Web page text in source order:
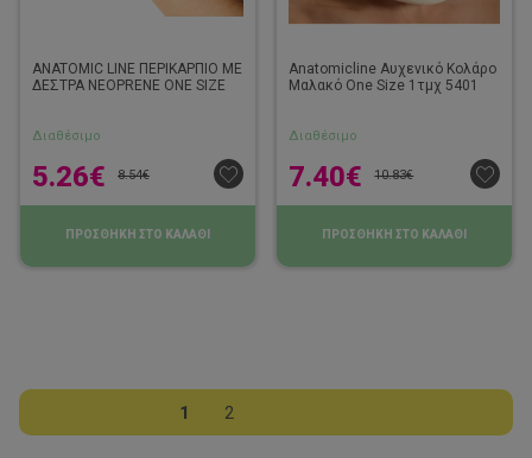
ANATOMIC LINE ΠΕΡΙΚΑΡΠΙΟ ΜΕ
ΔΕΣΤΡΑ NEOPRENE ONE SIZE
Διαθέσιμο
8.54€
5.26€
ΠΡΟΣΘΗΚΗ ΣΤΟ ΚΑΛΑΘΙ
Anatomicline Αυχενικό Κολάρο
Μαλακό One Size 1τμχ 5401
Διαθέσιμο
10.83€
7.40€
ΠΡΟΣΘΗΚΗ ΣΤΟ ΚΑΛΑΘΙ
1 2